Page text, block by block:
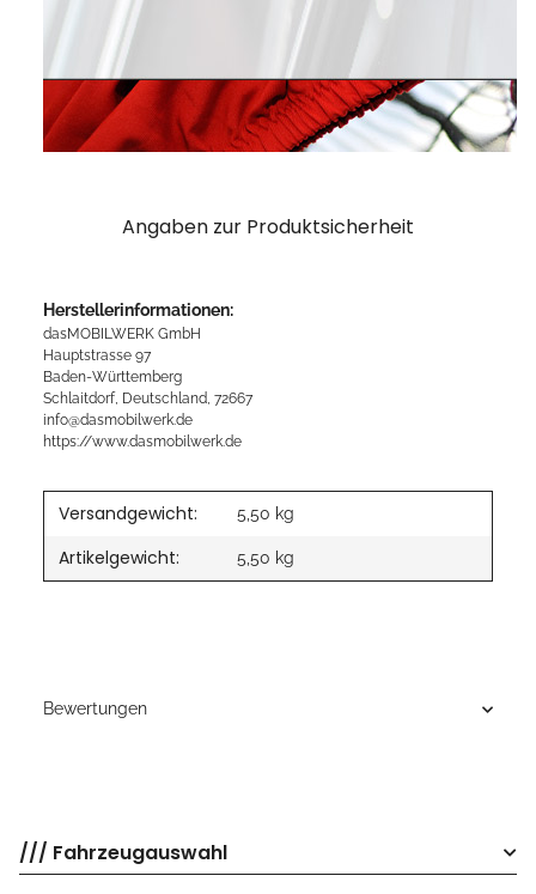
Angaben zur Produktsicherheit
Herstellerinformationen:
dasMOBILWERK GmbH
Hauptstrasse 97
Baden-Württemberg
Schlaitdorf, Deutschland, 72667
info@dasmobilwerk.de
https://www.dasmobilwerk.de
Versandgewicht: 5,50 kg
Artikelgewicht: 5,50 kg
Bewertungen
/// Fahrzeugauswahl